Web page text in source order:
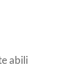
abili